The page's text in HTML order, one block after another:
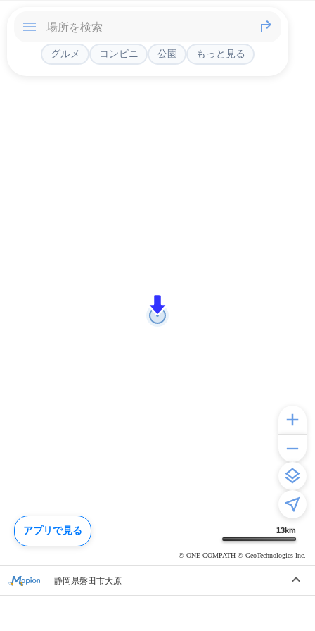
13km
© ONE COMPATH © GeoTechnologies Inc.
グルメ コンビニ 公園 もっと見る
静岡県磐田市大原
アプリで見る